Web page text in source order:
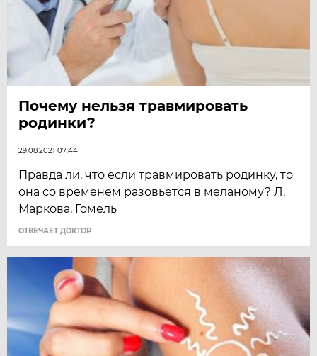
Почему нельзя травмировать
родинки?
29.08.2021 07:44
Правда ли, что если травмировать родинку, то
она со временем разовьется в меланому? Л.
Маркова, Гомель
ОТВЕЧАЕТ ДОКТОР